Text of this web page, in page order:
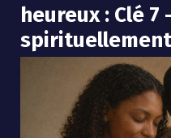
heureux : Clé 7